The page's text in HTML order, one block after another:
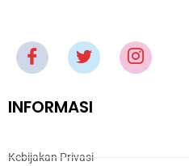
INFORMASI
Kebijakan Privasi